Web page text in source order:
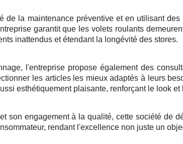
de la maintenance préventive et en utilisant
garantit que les volets roulants
inattendus et étendant la longévité des stores.
l'entreprise propose également des
les articles les mieux adaptés à leurs
esthétiquement plaisante, renforçant le look
son engagement à la qualité, cette société de
rendant l'excellence non juste un